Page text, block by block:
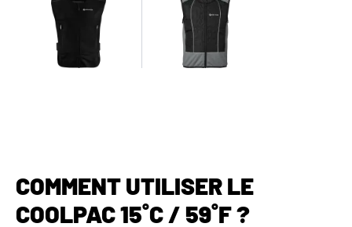
COMMENT UTILISER LE
COOLPAC 15˚C / 59˚F ?